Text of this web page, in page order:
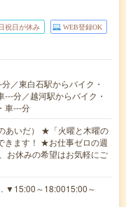
祝日が休み WEB登録OK
／東白石駅からバイク・
分／越河駅からバイク・
車---分
あいだ） ★「火曜と木曜の
きます！ ★お仕事ゼロの週
お休みの希望はお気軽にご
▼15:00～18:0015:00～